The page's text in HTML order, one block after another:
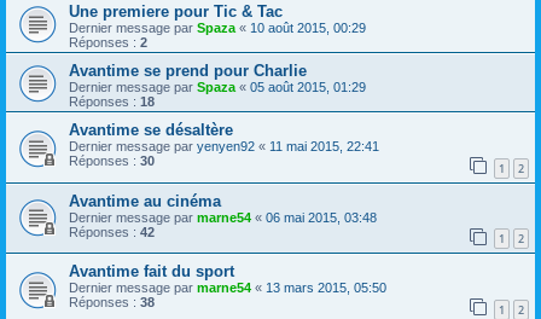
Une premiere pour Tic & Tac
Dernier message par Spaza « 10 août 2015, 00:29
Réponses : 2
Avantime se prend pour Charlie
Dernier message par Spaza « 05 août 2015, 01:29
Réponses : 18
Avantime se désaltère
Dernier message par yenyen92 « 11 mai 2015, 22:41
Réponses : 30 1 2
Avantime au cinéma
Dernier message par marne54 « 06 mai 2015, 03:48
Réponses : 42 1 2
Avantime fait du sport
Dernier message par marne54 « 13 mars 2015, 05:50
Réponses : 38 1 2